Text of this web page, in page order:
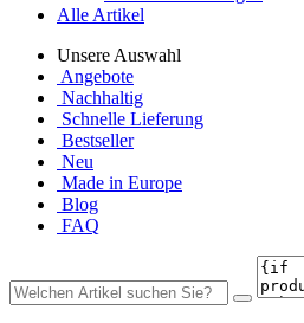
Alle Artikel
Unsere Auswahl
Angebote
Nachhaltig
Schnelle Lieferung
Bestseller
Neu
Made in Europe
Blog
FAQ